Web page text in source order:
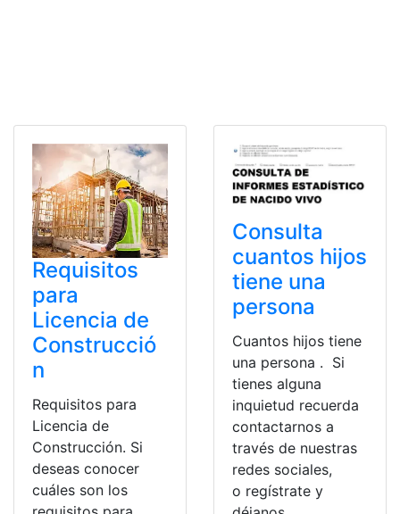
Requisitos
para
Licencia de
Construcció
n
Requisitos para
Licencia de
Construcción. Si
deseas conocer
cuáles son los
Consulta
cuantos hijos
tiene una
persona
Cuantos hijos tiene
una persona . Si
tienes alguna
inquietud recuerda
contactarnos a
través de nuestras
redes sociales,
o regístrate y